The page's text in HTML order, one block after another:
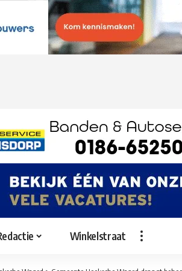
Winkelstraat